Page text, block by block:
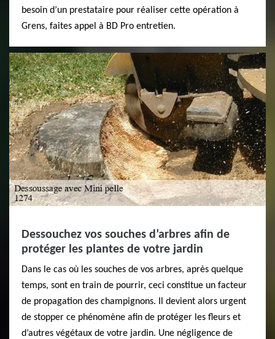
besoin d’un prestataire pour réaliser cette opération à
Grens, faites appel à BD Pro entretien.
Dessouchez vos souches d’arbres afin de
protéger les plantes de votre jardin
Dans le cas où les souches de vos arbres, après quelque
temps, sont en train de pourrir, ceci constitue un facteur
de propagation des champignons. Il devient alors urgent
de stopper ce phénomène afin de protéger les fleurs et
d’autres végétaux de votre jardin. Une négligence de